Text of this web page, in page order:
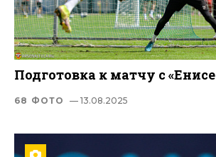
Подготовка к матчу с
68 ФОТО — 13.08.2025